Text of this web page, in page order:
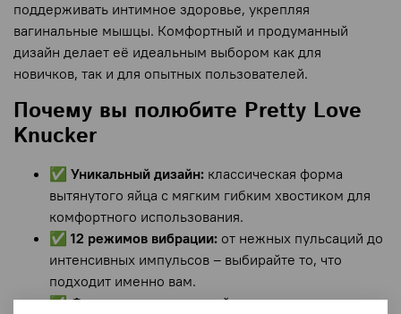
поддерживать интимное здоровье, укрепляя
вагинальные мышцы. Комфортный и продуманный
дизайн делает её идеальным выбором как для
новичков, так и для опытных пользователей.
Почему вы полюбите Pretty Love
Knucker
✅ Уникальный дизайн: классическая форма
вытянутого яйца с мягким гибким хвостиком для
комфортного использования.
✅ 12 режимов вибрации: от нежных пульсаций до
интенсивных импульсов – выбирайте то, что
подходит именно вам.
✅Функция памяти:устройство запоминает